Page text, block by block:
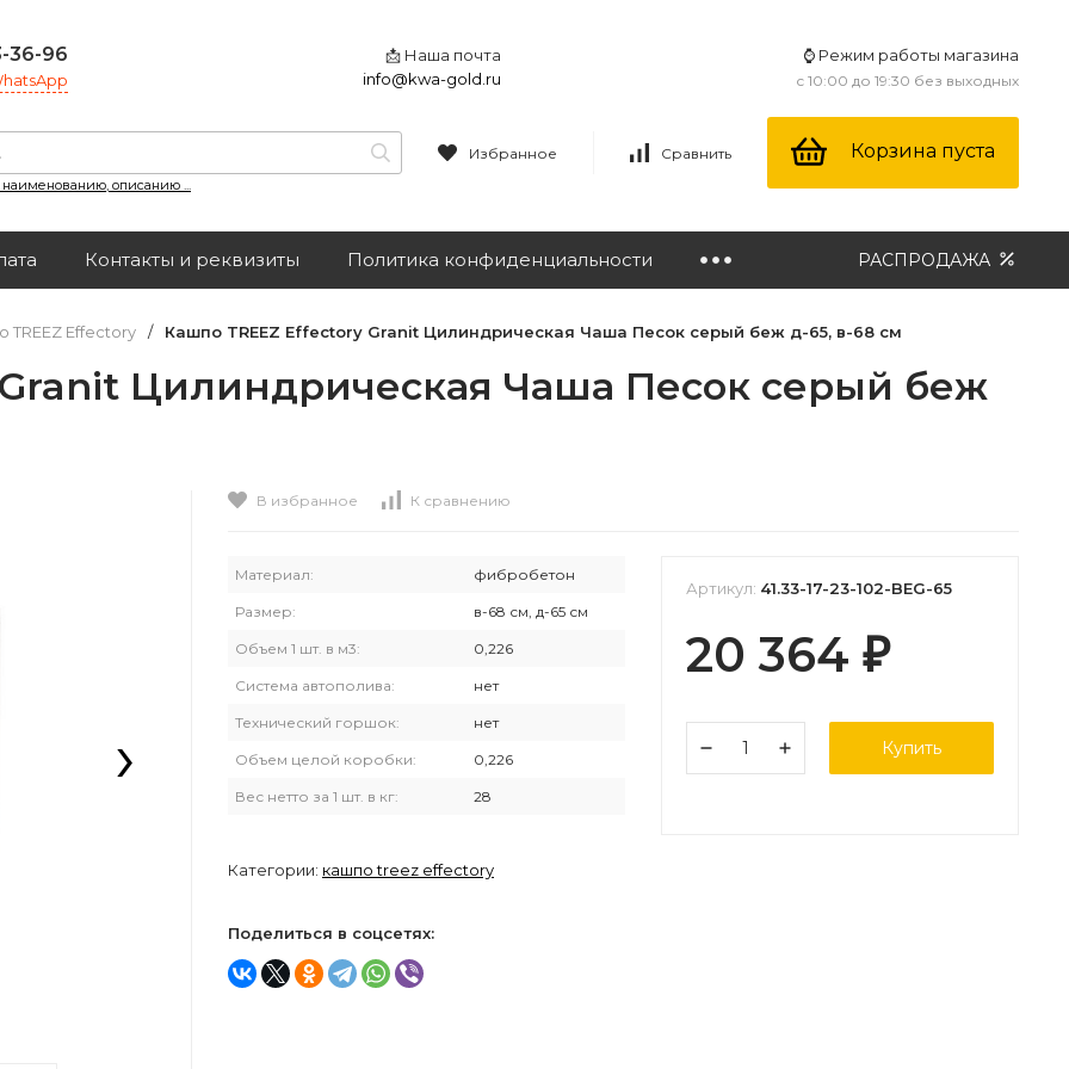
36-96
📩 Наша почта
info@kwa-gold.ru
⌚ Режим работы магазина
с 10:00 до 19:30 без выходных
наименованию, описанию ...
Избранное Сравнить Корзина пуста
Контакты и реквизиты Политика конфиденциальности РАСПРОДАЖА
TREEZ Effectory / Кашпо TREEZ Effectory Granit Цилиндрическая Чаша Песок серый беж д-65, в-68 см
Цилиндрическая Чаша Песок серый беж
›
В избранное К сравнению
Материал: фибробетон
Размер: в-68 см, д-65 см
Объем 1 шт. в м3: 0,226
Система автополива: нет
Технический горшок: нет
Объем целой коробки: 0,226
Вес нетто за 1 шт. в кг: 28
Категории: кашпо treez effectory
Поделиться в соцсетях:
Артикул: 41.33-17-23-102-BEG-65
20 364 ₽
Купить